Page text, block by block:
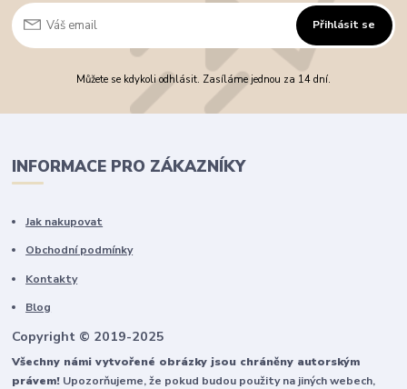
Přihlásit se
Můžete se kdykoli odhlásit. Zasíláme jednou za 14 dní.
INFORMACE PRO ZÁKAZNÍKY
Jak nakupovat
Obchodní podmínky
Kontakty
Blog
Copyright © 2019-2025
Všechny námi vytvořené obrázky jsou chráněny autorským
právem! Upozorňujeme, že pokud budou použity na jiných webech,